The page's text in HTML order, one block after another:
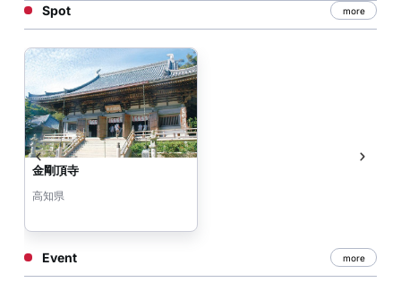
Spot more
金剛頂寺
高知県
Event more